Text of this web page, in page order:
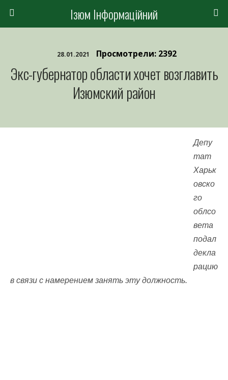
Ізюм Інформаційний
28.01.2021 Просмотрели: 2392
Экс-губернатор области хочет возглавить
Изюмский район
Депу
тат
Харьк
овско
го
облсо
вета
подал
декла
рацию
в связи с намерением занять эту должность.